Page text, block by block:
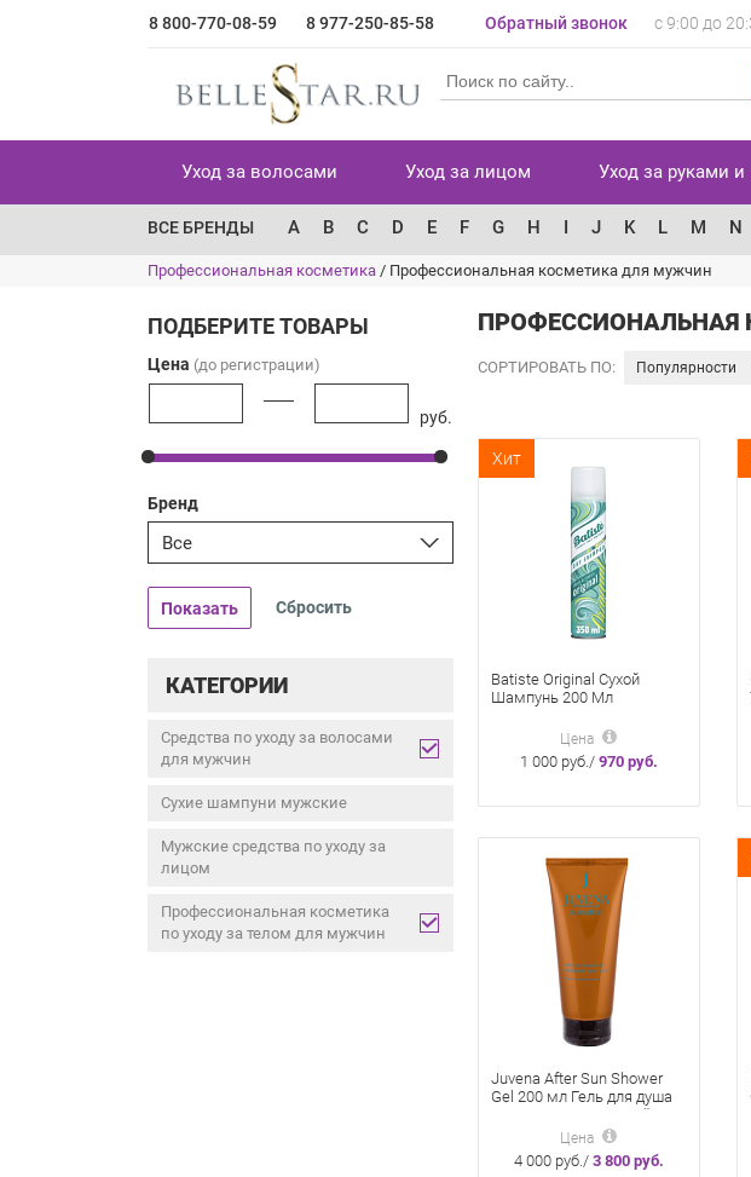
8 800-770-08-59 8 977-250-85-58 Обратный звонок с 9:00 до
Уход за волосами Уход за лицом Уход за руками и
ВСЕ БРЕНДЫ A B C D E F G H I J K L M N
Профессиональная косметика / Профессиональная косметика для мужчин
ПОДБЕРИТЕ ТОВАРЫ
Цена (до регистрации)
руб.
Бренд
Все
Показать
КАТЕГОРИИ
Средства по уходу за волосами
для мужчин
Сухие шампуни мужские
Мужские средства по уходу за
лицом
Профессиональная косметика
по уходу за телом для мужчин
СОРТИРОВАТЬ ПО:
Хит
Batiste Original Сухой
Шампунь 200 Мл
Цена
1 000 руб./ 970 руб.
Juvena After Sun Shower
Gel 200 мл Гель для душа
после солнца «Сансейшен»
Цена
4 000 руб./ 3 800 руб.